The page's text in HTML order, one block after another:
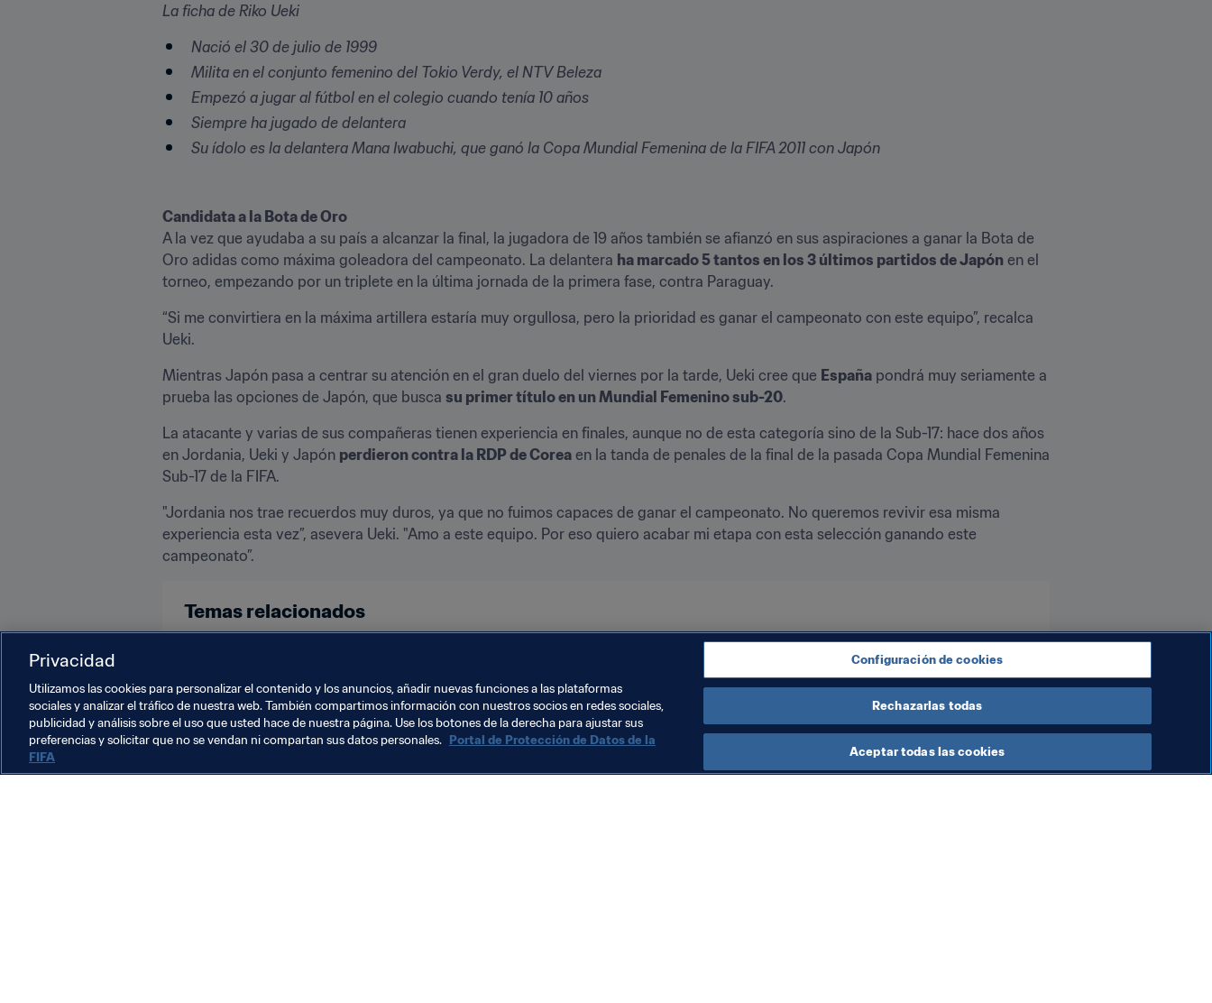
La ficha de Riko Ueki
Nació el 30 de julio de 1999
Milita en el conjunto femenino del Tokio Verdy, el NTV Beleza
Empezó a jugar al fútbol en el colegio cuando tenía 10 años
Siempre ha jugado de delantera
Su ídolo es la delantera Mana Iwabuchi, que ganó la Copa Mundial Femenina de la FIFA 2011 con Japón
Candidata a la Bota de Oro
A la vez que ayudaba a su país a alcanzar la final, la jugadora de 19 años también se afianzó en sus aspiraciones a ganar la Bota de
Oro adidas como máxima goleadora del campeonato. La delantera ha marcado 5 tantos en los 3 últimos partidos de Japón en el
torneo, empezando por un triplete en la última jornada de la primera fase, contra Paraguay.
“Si me convirtiera en la máxima artillera estaría muy orgullosa, pero la prioridad es ganar el campeonato con este equipo”, recalca
Ueki.
Mientras Japón pasa a centrar su atención en el gran duelo del viernes por la tarde, Ueki cree que España pondrá muy seriamente a
prueba las opciones de Japón, que busca su primer título en un Mundial Femenino sub-20.
La atacante y varias de sus compañeras tienen experiencia en finales, aunque no de esta categoría sino de la Sub-17: hace dos años
en Jordania, Ueki y Japón perdieron contra la RDP de Corea en la tanda de penales de la final de la pasada Copa Mundial Femenina
Sub-17 de la FIFA.
"Jordania nos trae recuerdos muy duros, ya que no fuimos capaces de ganar el campeonato. No queremos revivir esa misma
experiencia esta vez”, asevera Ueki. "Amo a este equipo. Por eso quiero acabar mi etapa con esta selección ganando este
campeonato”.
Temas relacionados
Privacidad
Utilizamos las cookies para personalizar el contenido y los anuncios, añadir nuevas funciones a las plataformas
sociales y analizar el tráfico de nuestra web. También compartimos información con nuestros socios en redes sociales,
publicidad y análisis sobre el uso que usted hace de nuestra página. Use los botones de la derecha para ajustar sus
preferencias y solicitar que no se vendan ni compartan sus datos personales. Portal de Protección de Datos de la
FIFA
Configuración de cookies
Rechazarlas todas
Aceptar todas las cookies